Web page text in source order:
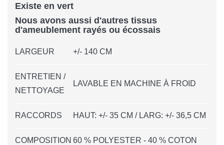
Existe en vert
Nous avons aussi d'autres tissus
d'ameublement rayés ou écossais
LARGEUR +/- 140 CM
ENTRETIEN /
NETTOYAGE
LAVABLE EN MACHINE À FROID
RACCORDS HAUT: +/- 35 CM / LARG: +/- 36,5 CM
COMPOSITION 60 % POLYESTER - 40 % COTON